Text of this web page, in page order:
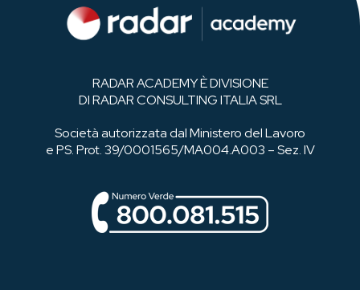
RADAR ACADEMY È DIVISIONE
DI RADAR CONSULTING ITALIA SRL
Società autorizzata dal Ministero del Lavoro
e PS. Prot. 39/0001565/MA004.A003 – Sez. IV